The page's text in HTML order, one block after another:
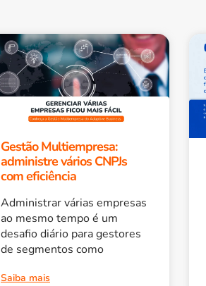
Gestão Multiempresa:
administre vários CNPJs
com eficiência
Administrar várias empresas
ao mesmo tempo é um
desafio diário para gestores
de segmentos como
Saiba mais